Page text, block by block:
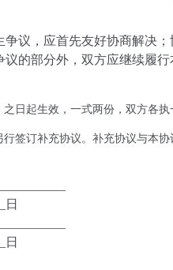
议，应首先友好协商解决
的部分外，双方应继续履行
日起生效，一式两份，双方各执
签订补充协议。补充协议与本
日
日